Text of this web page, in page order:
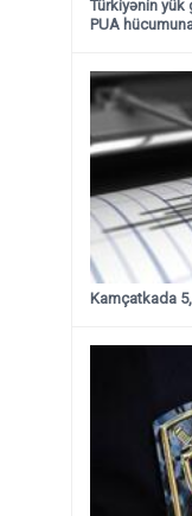
Türkiyənin yük
PUA
Kamçatkada